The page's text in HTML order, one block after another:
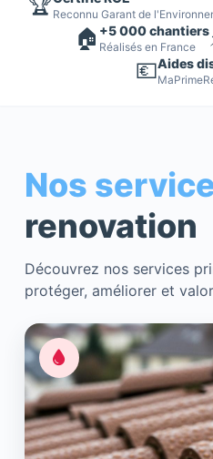
Reconnu Garant de
🏠 +5 000 chantiers
Réalisés en France
💶Aides
Nos
renovation
Découvrez nos services
protéger, améliorer et